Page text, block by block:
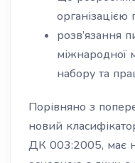
розв’язання
міжнародної
набору та
Порівняно з
новий
ДК 003:2005, має